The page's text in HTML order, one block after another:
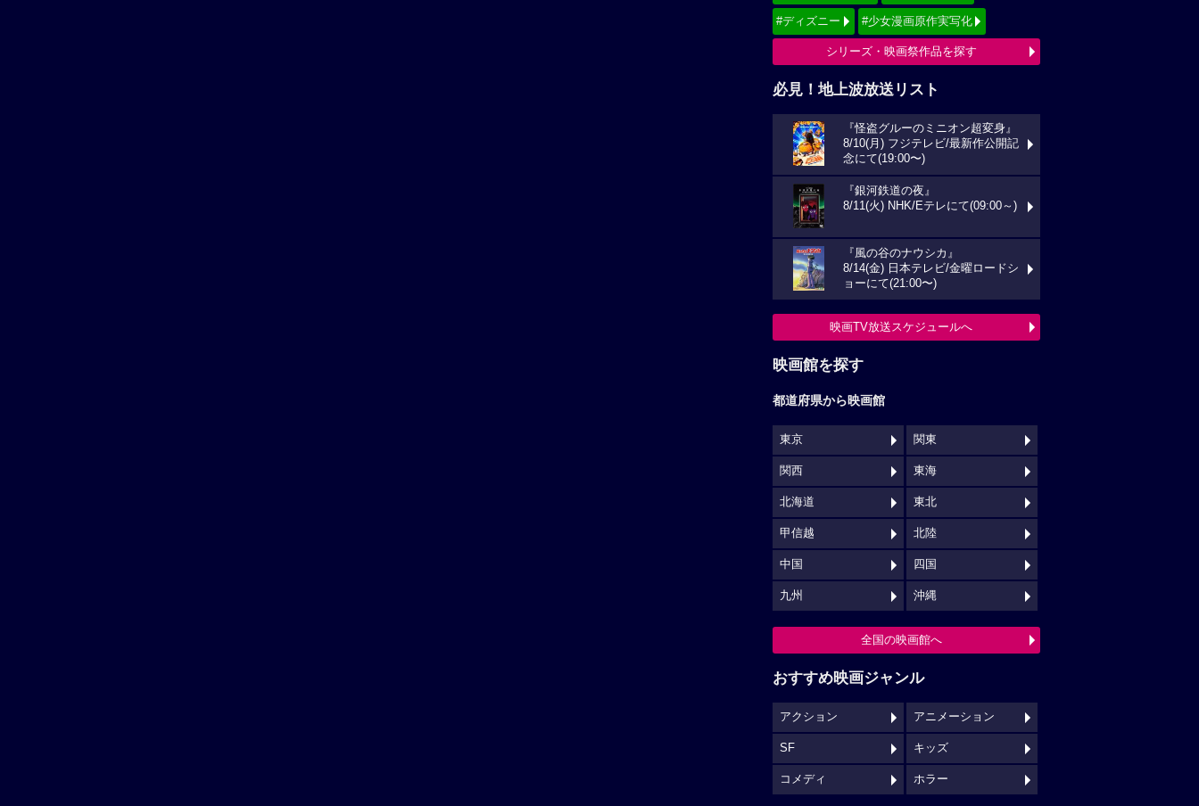
#ディズニー #少女漫画原作実写化
シリーズ・映画祭作品を探す
必見！地上波放送リスト
『怪盗グルーのミニオン超変身』
8/10(月) フジテレビ/最新作公開記
念にて(19:00〜)
『銀河鉄道の夜』
8/11(火) NHK/Eテレにて(09:00～)
『風の谷のナウシカ』
8/14(金) 日本テレビ/金曜ロードシ
ョーにて(21:00〜)
映画TV放送スケジュールへ
映画館を探す
都道府県から映画館
東京 関東
関西 東海
北海道 東北
甲信越 北陸
中国 四国
九州 沖縄
全国の映画館へ
おすすめ映画ジャンル
アクション アニメーション
SF キッズ
コメディ ホラー